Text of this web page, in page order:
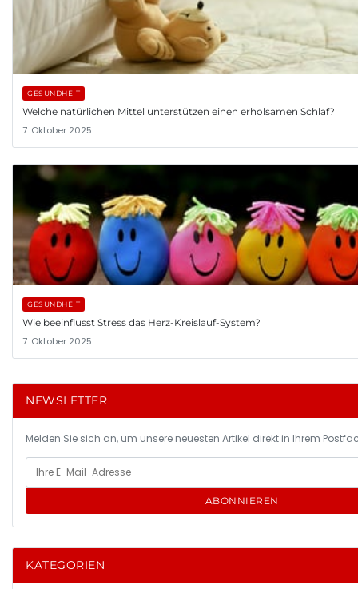
GESUNDHEIT
Welche natürlichen Mittel unterstützen einen erholsamen Schlaf?
7. Oktober 2025
GESUNDHEIT
Wie beeinflusst Stress das Herz-Kreislauf-System?
7. Oktober 2025
NEWSLETTER
Melden Sie sich an, um unsere neuesten Artikel direkt in Ihrem
ABONNIEREN
KATEGORIEN